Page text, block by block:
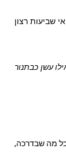
שביעות רצון
עשן כבתנור
כל מה שבדרכה,